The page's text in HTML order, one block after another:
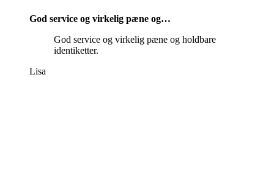
God service og virkelig pæne og…
God service og virkelig pæne og holdbare
identiketter.
Lisa